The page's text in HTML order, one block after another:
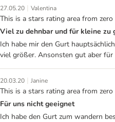
27.05.20 | Valentina
This is a stars rating area from
Viel zu dehnbar und für kleine zu
Ich habe mir den Gurt
viel größer. Ansonsten gut aber
20.03.20 | Janine
This is a stars rating area from
Für uns nicht geeignet
Ich habe den Gurt zum wandern